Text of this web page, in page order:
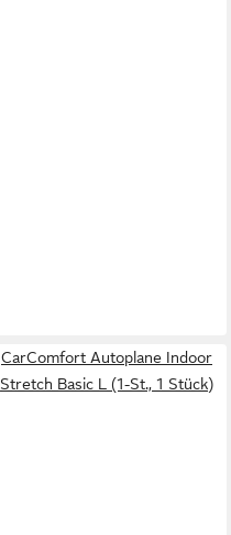
CarComfort Autoplane Indoor
Stretch Basic L (1-St., 1 Stück)